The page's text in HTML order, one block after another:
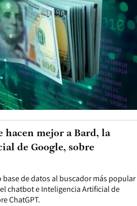
base de datos al buscador más popular
chatbot e Inteligencia Artificial de
ChatGPT.
hacen mejor a Bard, la
de Google, sobre